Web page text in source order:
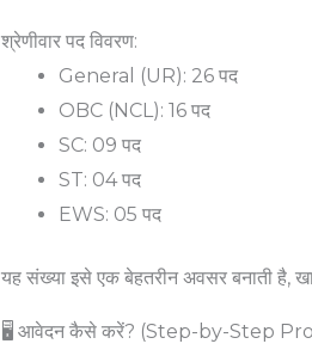
श्रेणीवार पद विवरण:
General (UR): 26 पद
OBC (NCL): 16 पद
SC: 09 पद
ST: 04 पद
EWS: 05 पद
यह संख्या इसे एक बेहतरीन अवसर बनाती है,
🖥️ आवेदन कैसे करें? (Step-by-Step